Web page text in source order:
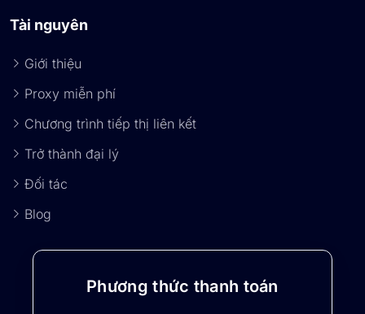
Tài nguyên
Giới thiệu
Proxy miễn phí
Chương trình tiếp thị liên kết
Trở thành đại lý
Đối tác
Blog
Phương thức thanh toán